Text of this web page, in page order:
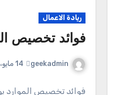
ريادة الاعمال
فوائد تخصيص
geekadmin 14 مايو، 2023
فوائد تخصيص الموارد